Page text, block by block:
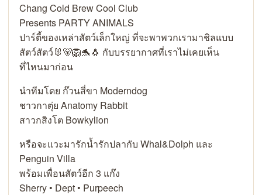
Chang Cold Brew Cool Club
Presents PARTY ANIMALS
ปาร์ตี้ของเหล่าสัตว์เล็กใหญ่ ที่จะพาพวกเรามาชิลแบบ
สัตว์สัตว์🐰🐻🦁🐬🐧 กับบรรยากาศที่เราไม่เคยเห็น
ที่ไหนมาก่อน
นำทีมโดย ก๊วนสี่ขา Moderndog
ชาวกาตุ่ย Anatomy Rabbit
สาวกสิงโต Bowkylion
หรือจะแวะมารักน้ำรักปลากับ Whal&Dolph และ
Penguin Villa
พร้อมเพื่อนสัตว์อีก 3 แก๊ง
Sherry • Dept • Purpeech